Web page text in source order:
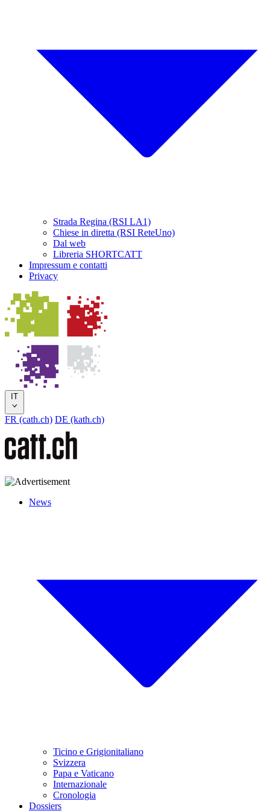
Strada Regina (RSI LA1)
Chiese in diretta (RSI ReteUno)
Dal web
Libreria SHORTCATT
Impressum e contatti
Privacy
IT
FR (cath.ch) DE (kath.ch)
News
Ticino e Grigionitaliano
Svizzera
Papa e Vaticano
Internazionale
Cronologia
Dossiers